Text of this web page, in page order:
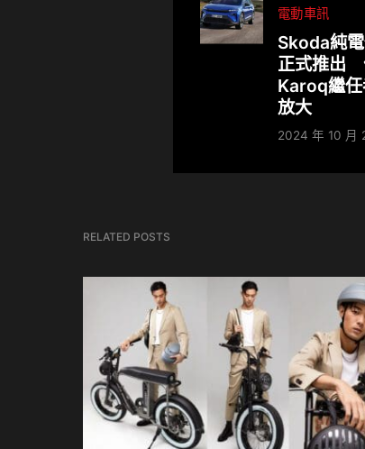
電動車訊
Skoda純
正式推出
Karoq繼
放大
2024 年 10 月
RELATED POSTS